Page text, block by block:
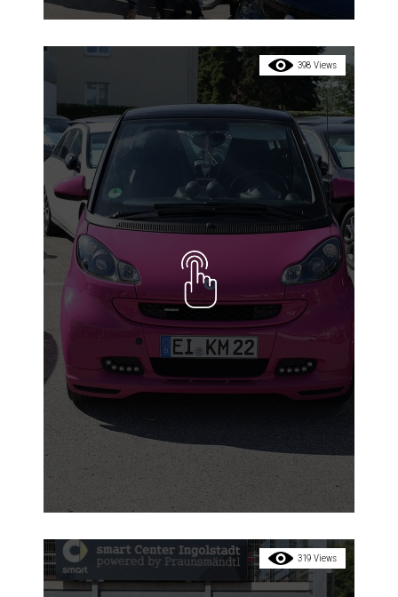
398 Views
319 Views